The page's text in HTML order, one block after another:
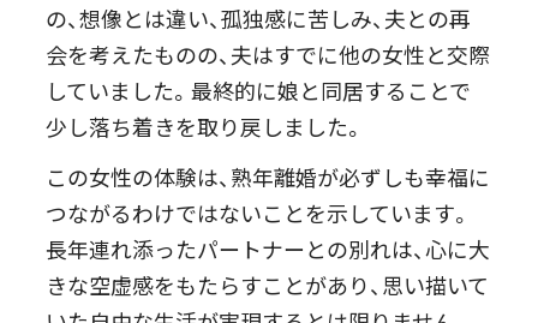
の、想像とは違い、孤独感に苦しみ、夫との再
会を考えたものの、夫はすでに他の女性と交際
していました。最終的に娘と同居することで
少し落ち着きを取り戻しました。
この女性の体験は、熟年離婚が必ずしも幸福に
つながるわけではないことを示しています。
長年連れ添ったパートナーとの別れは、心に大
きな空虚感をもたらすことがあり、思い描いて